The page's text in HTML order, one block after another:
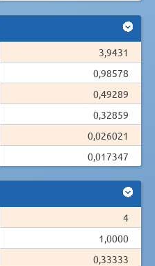
3,9431
0,98578
0,49289
0,32859
0,026021
0,017347
4
1,0000
0,33333